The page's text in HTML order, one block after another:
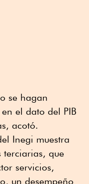
se hagan
el dato del PIB
acotó.
Inegi muestra
terciarias, que
servicios,
un desempeño